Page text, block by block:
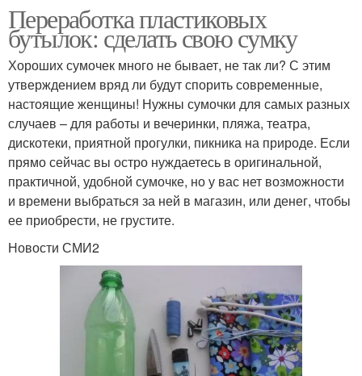
Переработка пластиковых
бутылок: сделать свою сумку
Хороших сумочек много не бывает, не так ли? С этим
утверждением вряд ли будут спорить современные,
настоящие женщины! Нужны сумочки для самых разных
случаев – для работы и вечеринки, пляжа, театра,
дискотеки, приятной прогулки, пикника на природе. Если
прямо сейчас вы остро нуждаетесь в оригинальной,
практичной, удобной сумочке, но у вас нет возможности
и времени выбраться за ней в магазин, или денег, чтобы
ее приобрести, не грустите.
Новости СМИ2